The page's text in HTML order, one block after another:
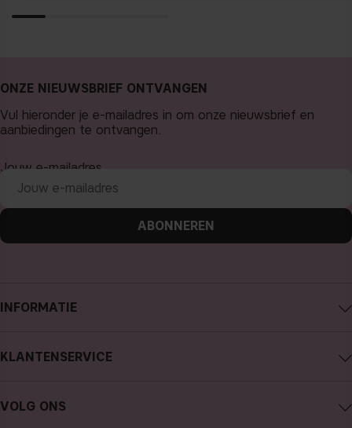
INFORMATIE
Carrière
KLANTENSERVICE
Aankoop annuleren
VOLG ONS
ONZE NIEUWSBRIEF ONTVANGEN
Vul hieronder je e-mailadres in om onze nieuwsbrief en
aanbiedingen te ontvangen.
Jouw e-mailadres
ABONNEREN